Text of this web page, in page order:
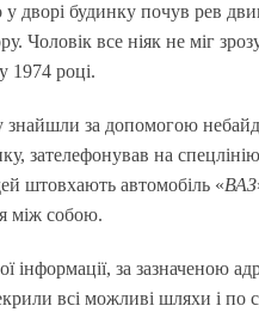
дворі будинку почув рев
Чоловік все ніяк не міг
1974 році.
знайшли за допомогою
зателефонував на
штовхають автомобіль «ВАЗ
між собою.
інформації, за зазначеною
всі можливі шляхи і по